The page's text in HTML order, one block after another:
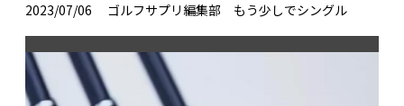
2023/07/06 ゴルフサプリ編集部 もう少しでシングル